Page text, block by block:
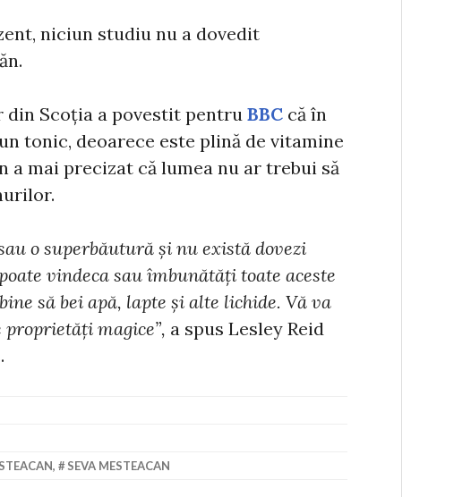
niciun studiu nu a dovedit
Scoția a povestit pentru BBC că în
tonic, deoarece este plină de vitamine
a mai precizat că lumea nu ar trebui să
o superbăutură și nu există dovezi
vindeca sau îmbunătăți toate aceste
să bei apă, lapte și alte lichide. Vă va
magice”, a spus Lesley Reid
, SEVA MESTEACAN